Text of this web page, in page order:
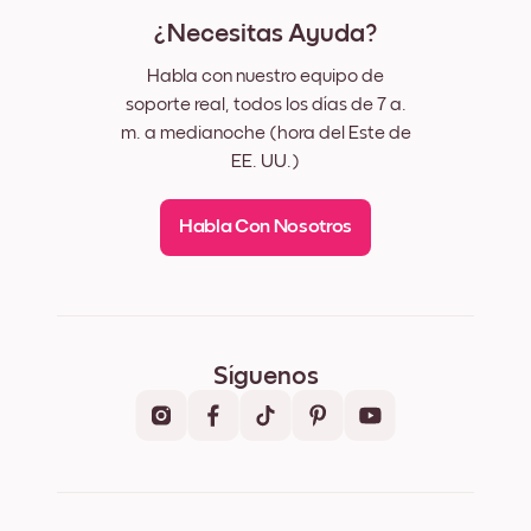
¿Necesitas Ayuda?
Habla con nuestro equipo de
soporte real, todos los días de 7 a.
m. a medianoche (hora del Este de
EE. UU.)
Habla Con Nosotros
Síguenos